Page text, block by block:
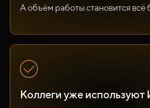
А объём работы становится всё
Коллеги уже